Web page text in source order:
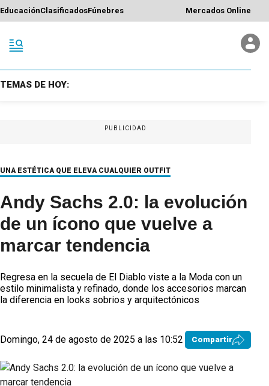
EducaciónClasificadosFúnebres Mercados Online
TEMAS DE HOY:
PUBLICIDAD
UNA ESTÉTICA QUE ELEVA CUALQUIER OUTFIT
Andy Sachs 2.0: la evolución
de un ícono que vuelve a
marcar tendencia
Regresa en la secuela de El Diablo viste a la Moda con un
estilo minimalista y refinado, donde los accesorios marcan
la diferencia en looks sobrios y arquitectónicos
Domingo, 24 de agosto de 2025 a las 10:52 Compartir